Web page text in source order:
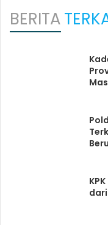
BERITA